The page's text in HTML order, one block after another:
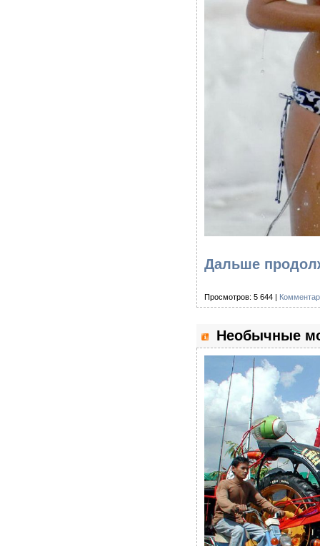
Дальше
Просмотров: 5 644 |
Необычные